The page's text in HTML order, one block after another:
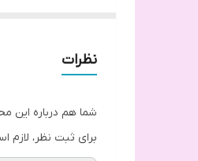
نظرات
شما هم درباره این
برای ثبت نظر، لازم